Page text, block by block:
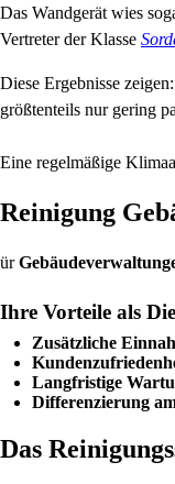
Das Wandgerät wies
Vertreter der Klasse
Diese Ergebnisse
größtenteils nur gering
Eine regelmäßige
Reinigung
ür
Ihre Vorteile als
Zusätzliche
Langfristige
Differenzierung
Das